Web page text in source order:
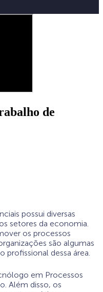
de
possui diversas
setores da economia.
os processos
são algumas
profissional dessa área.
em Processos
Além disso, os